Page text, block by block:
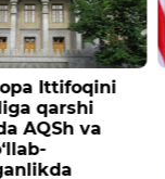
Ukrainaga
aytdi
Donald
Shtatlar